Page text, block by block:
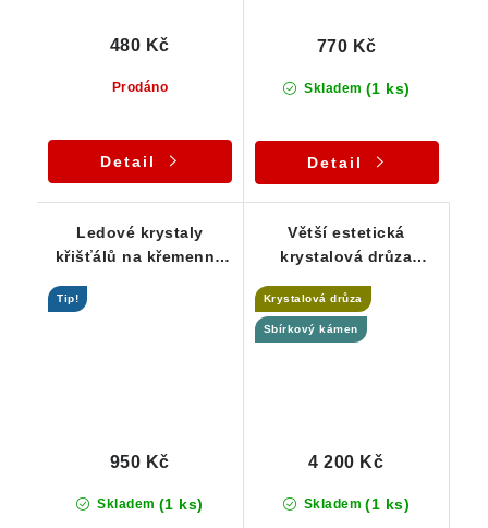
Prodáno
480 Kč
Detail
Skladem (1 ks)
770 Kč
Detail
Ledové krystaly
křišťálů na křemenné
Červená Voda
Tip!
Skladem (1 ks)
950 Kč
Větší estetická
krystalová drůza
Jeseníků
Krystalová drůza
Sbírkový kámen
Skladem (1 ks)
4 200 Kč